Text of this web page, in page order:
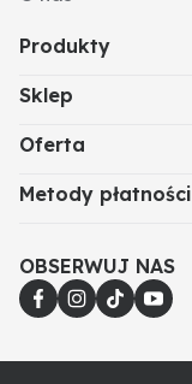
Produkty
Sklep
Oferta
Metody płatności
OBSERWUJ NAS